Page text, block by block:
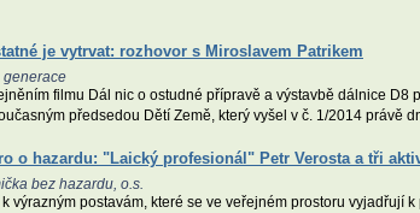
je vytrvat: rozhovor s Miroslavem Patrikem
generace
filmu Dál nic o ostudné přípravě a výstavbě dálnice
předsedou Dětí Země, který vyšel v č. 1/2014 právě
o hazardu: "Laický profesionál" Petr Verosta a tři
bez hazardu, o.s.
k výrazným postavám, které se ve veřejném prostoru vyjadřují